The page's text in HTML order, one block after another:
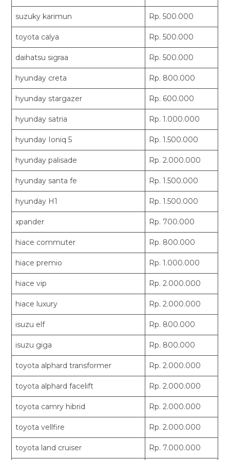
suzuky karimun Rp. 500.000
toyota calya Rp. 500.000
daihatsu sigraa Rp. 500.000
hyunday creta Rp. 800.000
hyunday stargazer Rp. 600.000
hyunday satria Rp. 1.000.000
hyunday Ioniq 5 Rp. 1.500.000
hyunday palisade Rp. 2.000.000
hyunday santa fe Rp. 1.500.000
hyunday H1 Rp. 1.500.000
xpander Rp. 700.000
hiace commuter Rp. 800.000
hiace premio Rp. 1.000.000
hiace vip Rp. 2.000.000
hiace luxury Rp. 2.000.000
isuzu elf Rp. 800.000
isuzu giga Rp. 800.000
toyota alphard transformer Rp. 2.000.000
toyota alphard facelift Rp. 2.000.000
toyota camry hibrid Rp. 2.000.000
toyota vellfire Rp. 2.000.000
toyota land cruiser Rp. 7.000.000